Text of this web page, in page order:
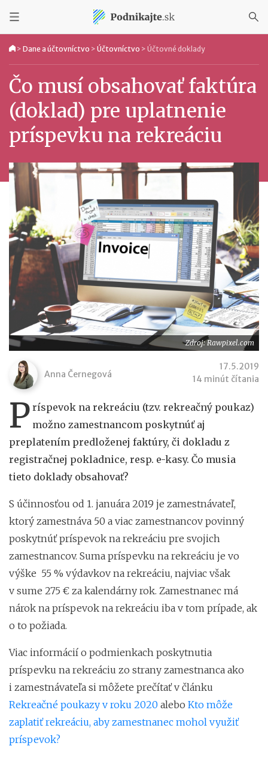
> Dane a účtovníctvo > Účtovníctvo > Účtovné doklady
Čo musí obsahovať faktúra
(doklad) pre uplatnenie
príspevku na rekreáciu
Zdroj: Rawpixel.com
Anna Černegová
17.5.2019
14 minút čítania
P ríspevok na rekreáciu (tzv. rekreačný poukaz)
možno zamestnancom poskytnúť aj
preplatením predloženej faktúry, či dokladu z
registračnej pokladnice, resp. e-kasy. Čo musia
tieto doklady obsahovať?
S účinnosťou od 1. januára 2019 je zamestnávateľ,
ktorý zamestnáva 50 a viac zamestnancov povinný
poskytnúť príspevok na rekreáciu pre svojich
zamestnancov. Suma príspevku na rekreáciu je vo
výške 55 % výdavkov na rekreáciu, najviac však
v sume 275 € za kalendárny rok. Zamestnanec má
nárok na príspevok na rekreáciu iba v tom prípade, ak
o to požiada.
Viac informácií o podmienkach poskytnutia
príspevku na rekreáciu zo strany zamestnanca ako
i zamestnávateľa si môžete prečítať v článku
Rekreačné poukazy v roku 2020 alebo Kto môže
zaplatiť rekreáciu, aby zamestnanec mohol využiť
príspevok?